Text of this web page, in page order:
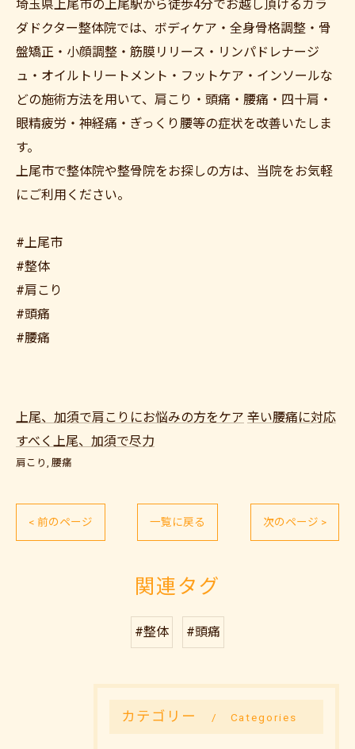
埼玉県上尾市の上尾駅から徒歩4分でお越し頂けるカラ
ダドクター整体院では、ボディケア・全身骨格調整・骨
盤矯正・小顔調整・筋膜リリース・リンパドレナージ
ュ・オイルトリートメント・フットケア・インソールな
どの施術方法を用いて、肩こり・頭痛・腰痛・四十肩・
眼精疲労・神経痛・ぎっくり腰等の症状を改善いたしま
す。
上尾市で整体院や整骨院をお探しの方は、当院をお気軽
にご利用ください。
#上尾市
#整体
#肩こり
#頭痛
#腰痛
上尾、加須で肩こりにお悩みの方をケア 辛い腰痛に対応
すべく上尾、加須で尽力
肩こり 腰痛
< 前のページ 一覧に戻る 次のページ >
関連タグ
#整体 #頭痛
カテゴリー Categories